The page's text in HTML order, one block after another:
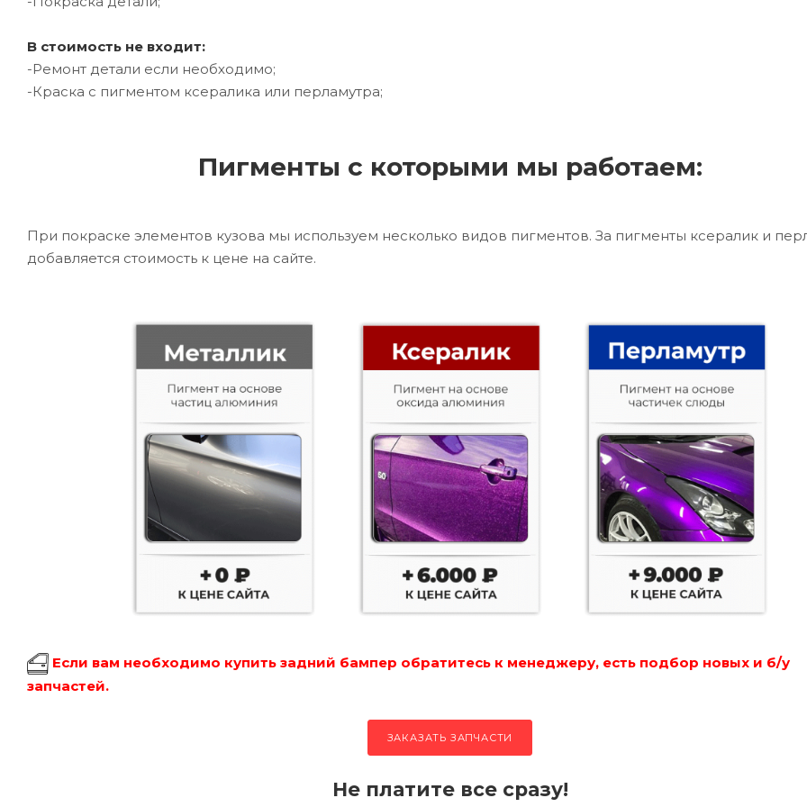
В стоимость не входит:
-Ремонт детали если необходимо;
-Краска с пигментом ксералика или перламутра;
Пигменты с которыми мы работаем:
При покраске элементов кузова мы используем несколько видов пигментов. За пигменты ксералик и
добавляется стоимость к цене на сайте.
Если вам необходимо купить задний бампер обратитесь к менеджеру, есть подбор новых и б/у
запчастей.
ЗАКАЗАТЬ ЗАПЧАСТИ
Не платите все сразу!